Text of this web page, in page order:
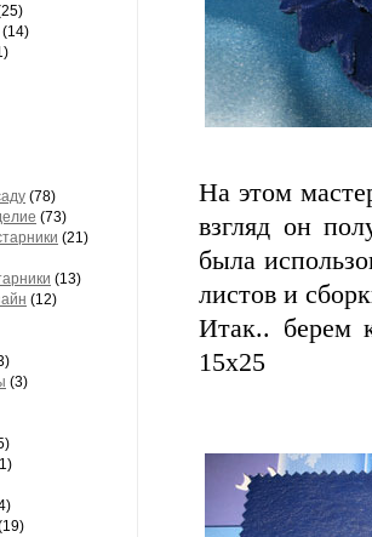
(14)
(78)
(73)
(21)
(13)
(12)
(3)
На этом
взгляд он
была
листов и
Итак.. берем
15х25